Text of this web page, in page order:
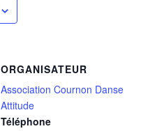
ORGANISATEUR
Association Cournon Danse
Attitude
Téléphone